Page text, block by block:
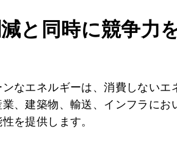
と同時に競争力
なエネルギーは、消費しないエ
、建築物、輸送、インフラにお
を提供します。